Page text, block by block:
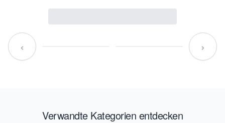
‹ ›
Verwandte Kategorien entdecken